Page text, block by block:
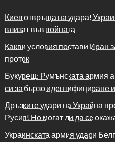
Киев отвръща на удара!
влизат във войната
Какви условия постави Иран
проток
Букурещ: Румънската армия
си за бързо идентифициране
Дръзките удари на Украйна
Русия! Но могат ли да се
Украинската армия удари